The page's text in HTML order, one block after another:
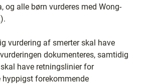
og alle børn vurderes med Wong-
vurdering af smerter skal have
dokumenteres, samtidig
have retningslinier for
hyppigst forekommende